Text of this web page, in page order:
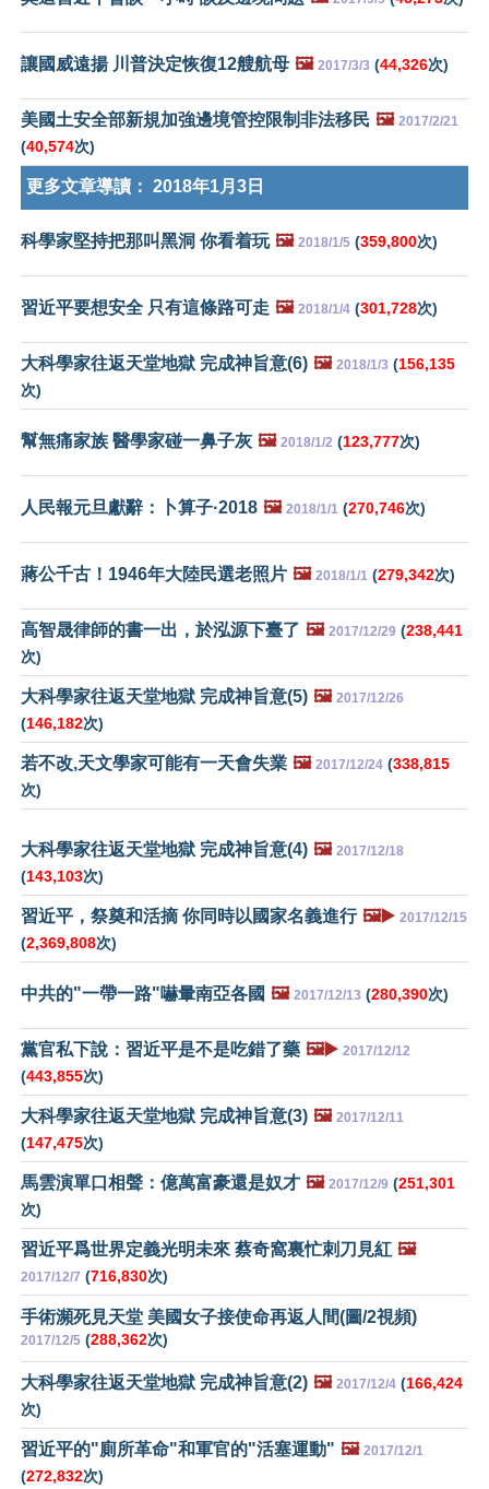
讓國威遠揚 川普決定恢復12艘航母 🖼️ 2017/3/3 (44,326次)
美國土安全部新規加強邊境管控限制非法移民 🖼️ 2017/2/21
(40,574次)
更多文章導讀： 2018年1月3日
科學家堅持把那叫黑洞 你看着玩 🖼️ 2018/1/5 (359,800次)
習近平要想安全 只有這條路可走 🖼️ 2018/1/4 (301,728次)
大科學家往返天堂地獄 完成神旨意(6) 🖼️ 2018/1/3 (156,135
次)
幫無痛家族 醫學家碰一鼻子灰 🖼️ 2018/1/2 (123,777次)
人民報元旦獻辭：卜算子·2018 🖼️ 2018/1/1 (270,746次)
蔣公千古！1946年大陸民選老照片 🖼️ 2018/1/1 (279,342次)
高智晟律師的書一出，於泓源下臺了 🖼️ 2017/12/29 (238,441
次)
大科學家往返天堂地獄 完成神旨意(5) 🖼️ 2017/12/26
(146,182次)
若不改,天文學家可能有一天會失業 🖼️ 2017/12/24 (338,815
次)
大科學家往返天堂地獄 完成神旨意(4) 🖼️ 2017/12/18
(143,103次)
習近平，祭奠和活摘 你同時以國家名義進行 🖼️▶️ 2017/12/15
(2,369,808次)
中共的"一帶一路"嚇暈南亞各國 🖼️ 2017/12/13 (280,390次)
黨官私下說：習近平是不是吃錯了藥 🖼️▶️ 2017/12/12
(443,855次)
大科學家往返天堂地獄 完成神旨意(3) 🖼️ 2017/12/11
(147,475次)
馬雲演單口相聲：億萬富豪還是奴才 🖼️ 2017/12/9 (251,301
次)
習近平爲世界定義光明未來 蔡奇窩裏忙刺刀見紅 🖼️
2017/12/7 (716,830次)
手術瀕死見天堂 美國女子接使命再返人間(圖/2視頻)
2017/12/5 (288,362次)
大科學家往返天堂地獄 完成神旨意(2) 🖼️ 2017/12/4 (166,424
次)
習近平的"廁所革命"和軍官的"活塞運動" 🖼️ 2017/12/1
(272,832次)